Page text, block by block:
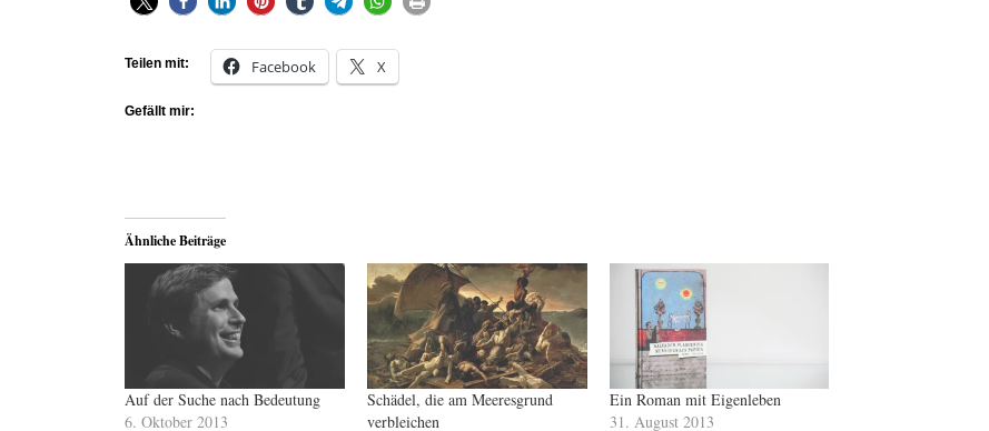
Teilen mit: Facebook X
Gefällt mir:
Ähnliche Beiträge
Auf der Suche nach Bedeutung
6. Oktober 2013
Schädel, die am Meeresgrund
verbleichen
Ein Roman mit Eigenleben
31. August 2013